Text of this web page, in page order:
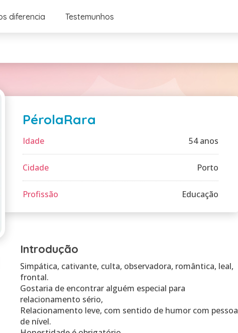
diferencia Testemunhos
PérolaRara
Idade 54 anos
Cidade Porto
Profissão Educação
Introdução
Simpática, cativante, culta, observadora, romântica, leal,
frontal.
Gostaria de encontrar alguém especial para
relacionamento sério,
Relacionamento leve, com sentido de humor com pessoa
de nível.